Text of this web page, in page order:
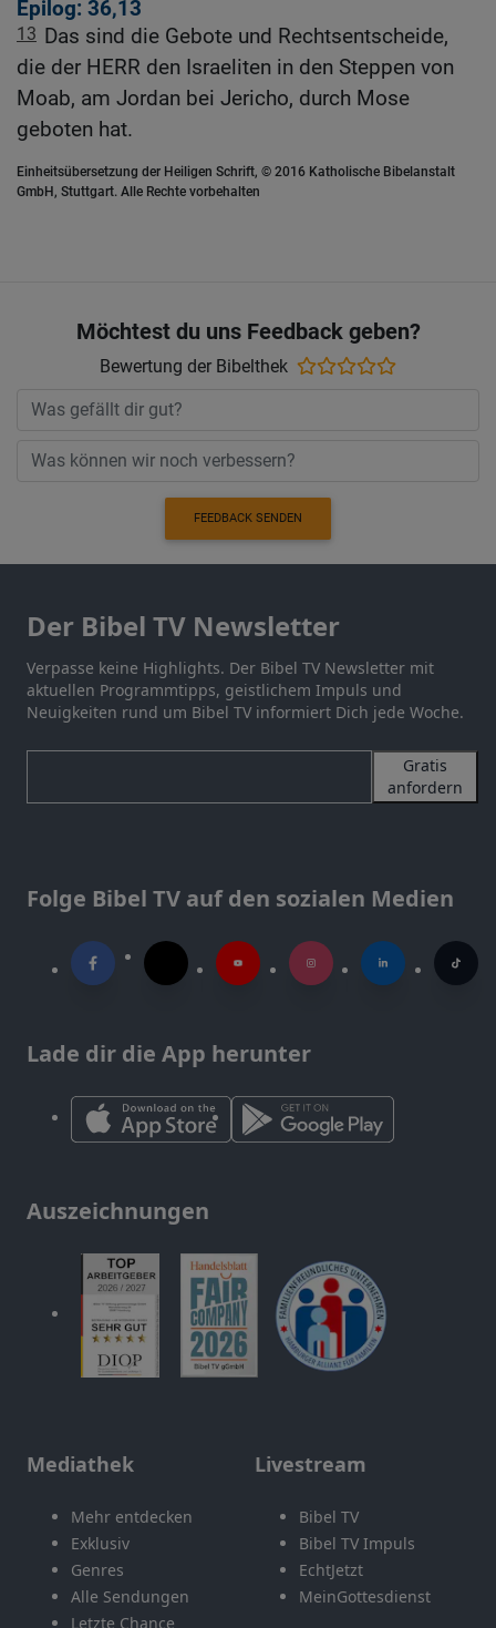
Epilog: 36,13
13 Das sind die Gebote und Rechtsentscheide,
die der HERR den Israeliten in den Steppen von
Moab, am Jordan bei Jericho, durch Mose
geboten hat.
Einheitsübersetzung der Heiligen Schrift, © 2016 Katholische Bibelanstalt
GmbH, Stuttgart. Alle Rechte vorbehalten
Möchtest du uns Feedback geben?
Bewertung der Bibelthek
FEEDBACK SENDEN
Der Bibel TV Newsletter
Verpasse keine Highlights. Der Bibel TV Newsletter mit
aktuellen Programmtipps, geistlichem Impuls und
Neuigkeiten rund um Bibel TV informiert Dich jede Woche.
Gratis
anfordern
Folge Bibel TV auf den sozialen Medien
Lade dir die App herunter
Auszeichnungen
Mediathek
Mehr entdecken
Exklusiv
Genres
Alle Sendungen
Letzte Chance
Livestream
Bibel TV
Bibel TV Impuls
EchtJetzt
MeinGottesdienst